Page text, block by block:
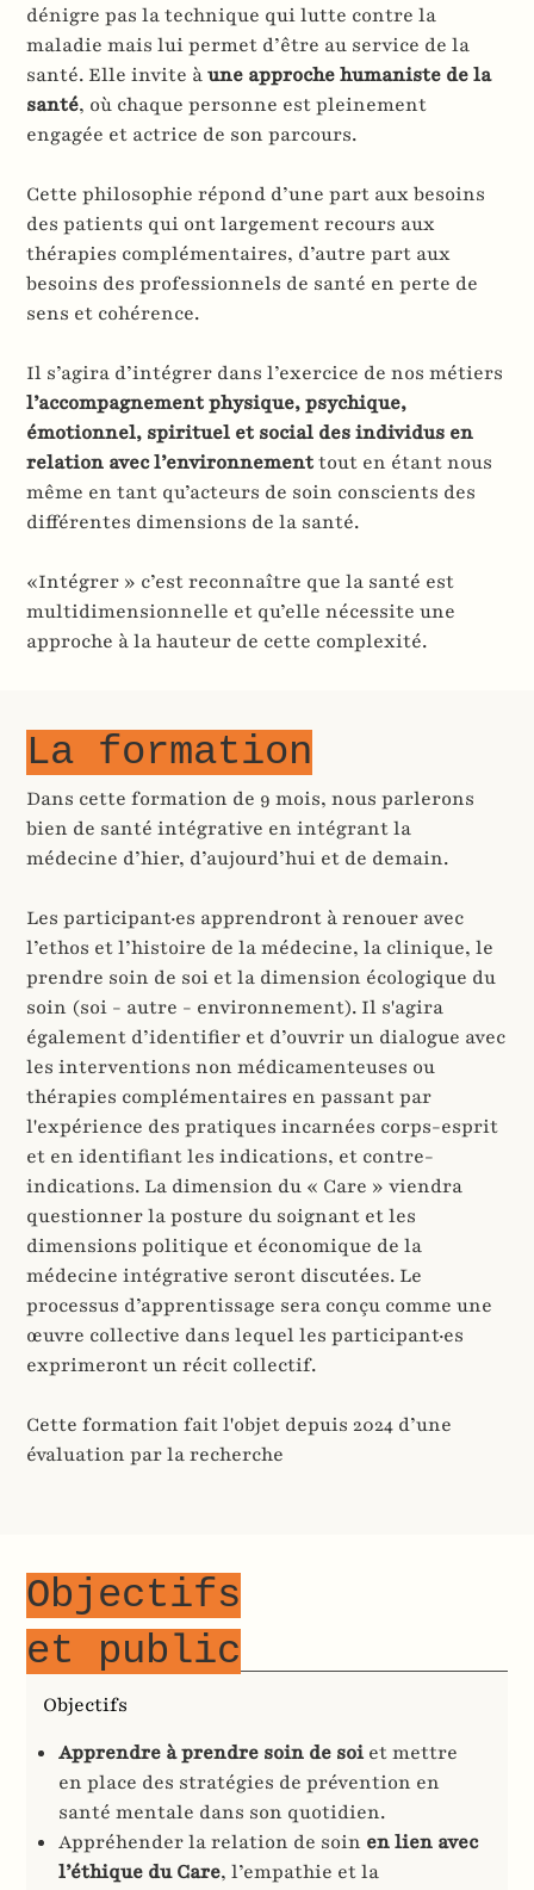
dénigre pas la technique qui lutte contre la
maladie mais lui permet d’être au service de la
santé. Elle invite àune approche humaniste de la
santé, où chaque personne est pleinement
engagée et actrice de son parcours.
Cette philosophie répond d’une part aux besoins
des patients qui ont largement recours aux
thérapies complémentaires, d’autre part aux
besoins des professionnels de santé en perte de
sens et cohérence.
Il s’agira d’intégrer dans l’exercice de nos métiers
l’accompagnement physique, psychique,
émotionnel, spirituel et social des individus en
relation avec l’environnementtout en étant nous
même en tant qu’acteurs de soin conscients des
différentes dimensions de la santé.
«Intégrer » c’est reconnaître que la santé est
multidimensionnelle et qu’elle nécessite une
approche à la hauteur de cette complexité.
Dans cette formation de 9 mois, nous parlerons
bien de santé intégrative en intégrant la
médecine d’hier, d’aujourd’hui et de demain.
Les participant·es apprendront à renouer avec
l’ethos et l’histoire de la médecine, la clinique, le
prendre soin de soi et la dimension écologique du
soin (soi - autre - environnement). Il s'agira
également d’identifier et d’ouvrir un dialogue avec
les interventions non médicamenteuses ou
thérapies complémentaires en passant par
l'expérience des pratiques incarnées corps-esprit
et en identifiant les indications, et contre-
indications. La dimension du « Care » viendra
questionner la posture du soignant et les
dimensions politique et économique de la
médecine intégrative seront discutées. Le
processus d’apprentissage sera conçu comme une
œuvre collective dans lequel les participant·es
exprimeront un récit collectif.
Cette formation fait l'objet depuis 2024 d’une
évaluation par la recherche
La formation
Objectifs
Apprendre à prendre soin de soiet mettre
en place des stratégies de prévention en
santé mentale dans son quotidien.
Appréhender la relation de soin en lien avec
l’éthique du Care, l’empathie et la
Objectifs
et public